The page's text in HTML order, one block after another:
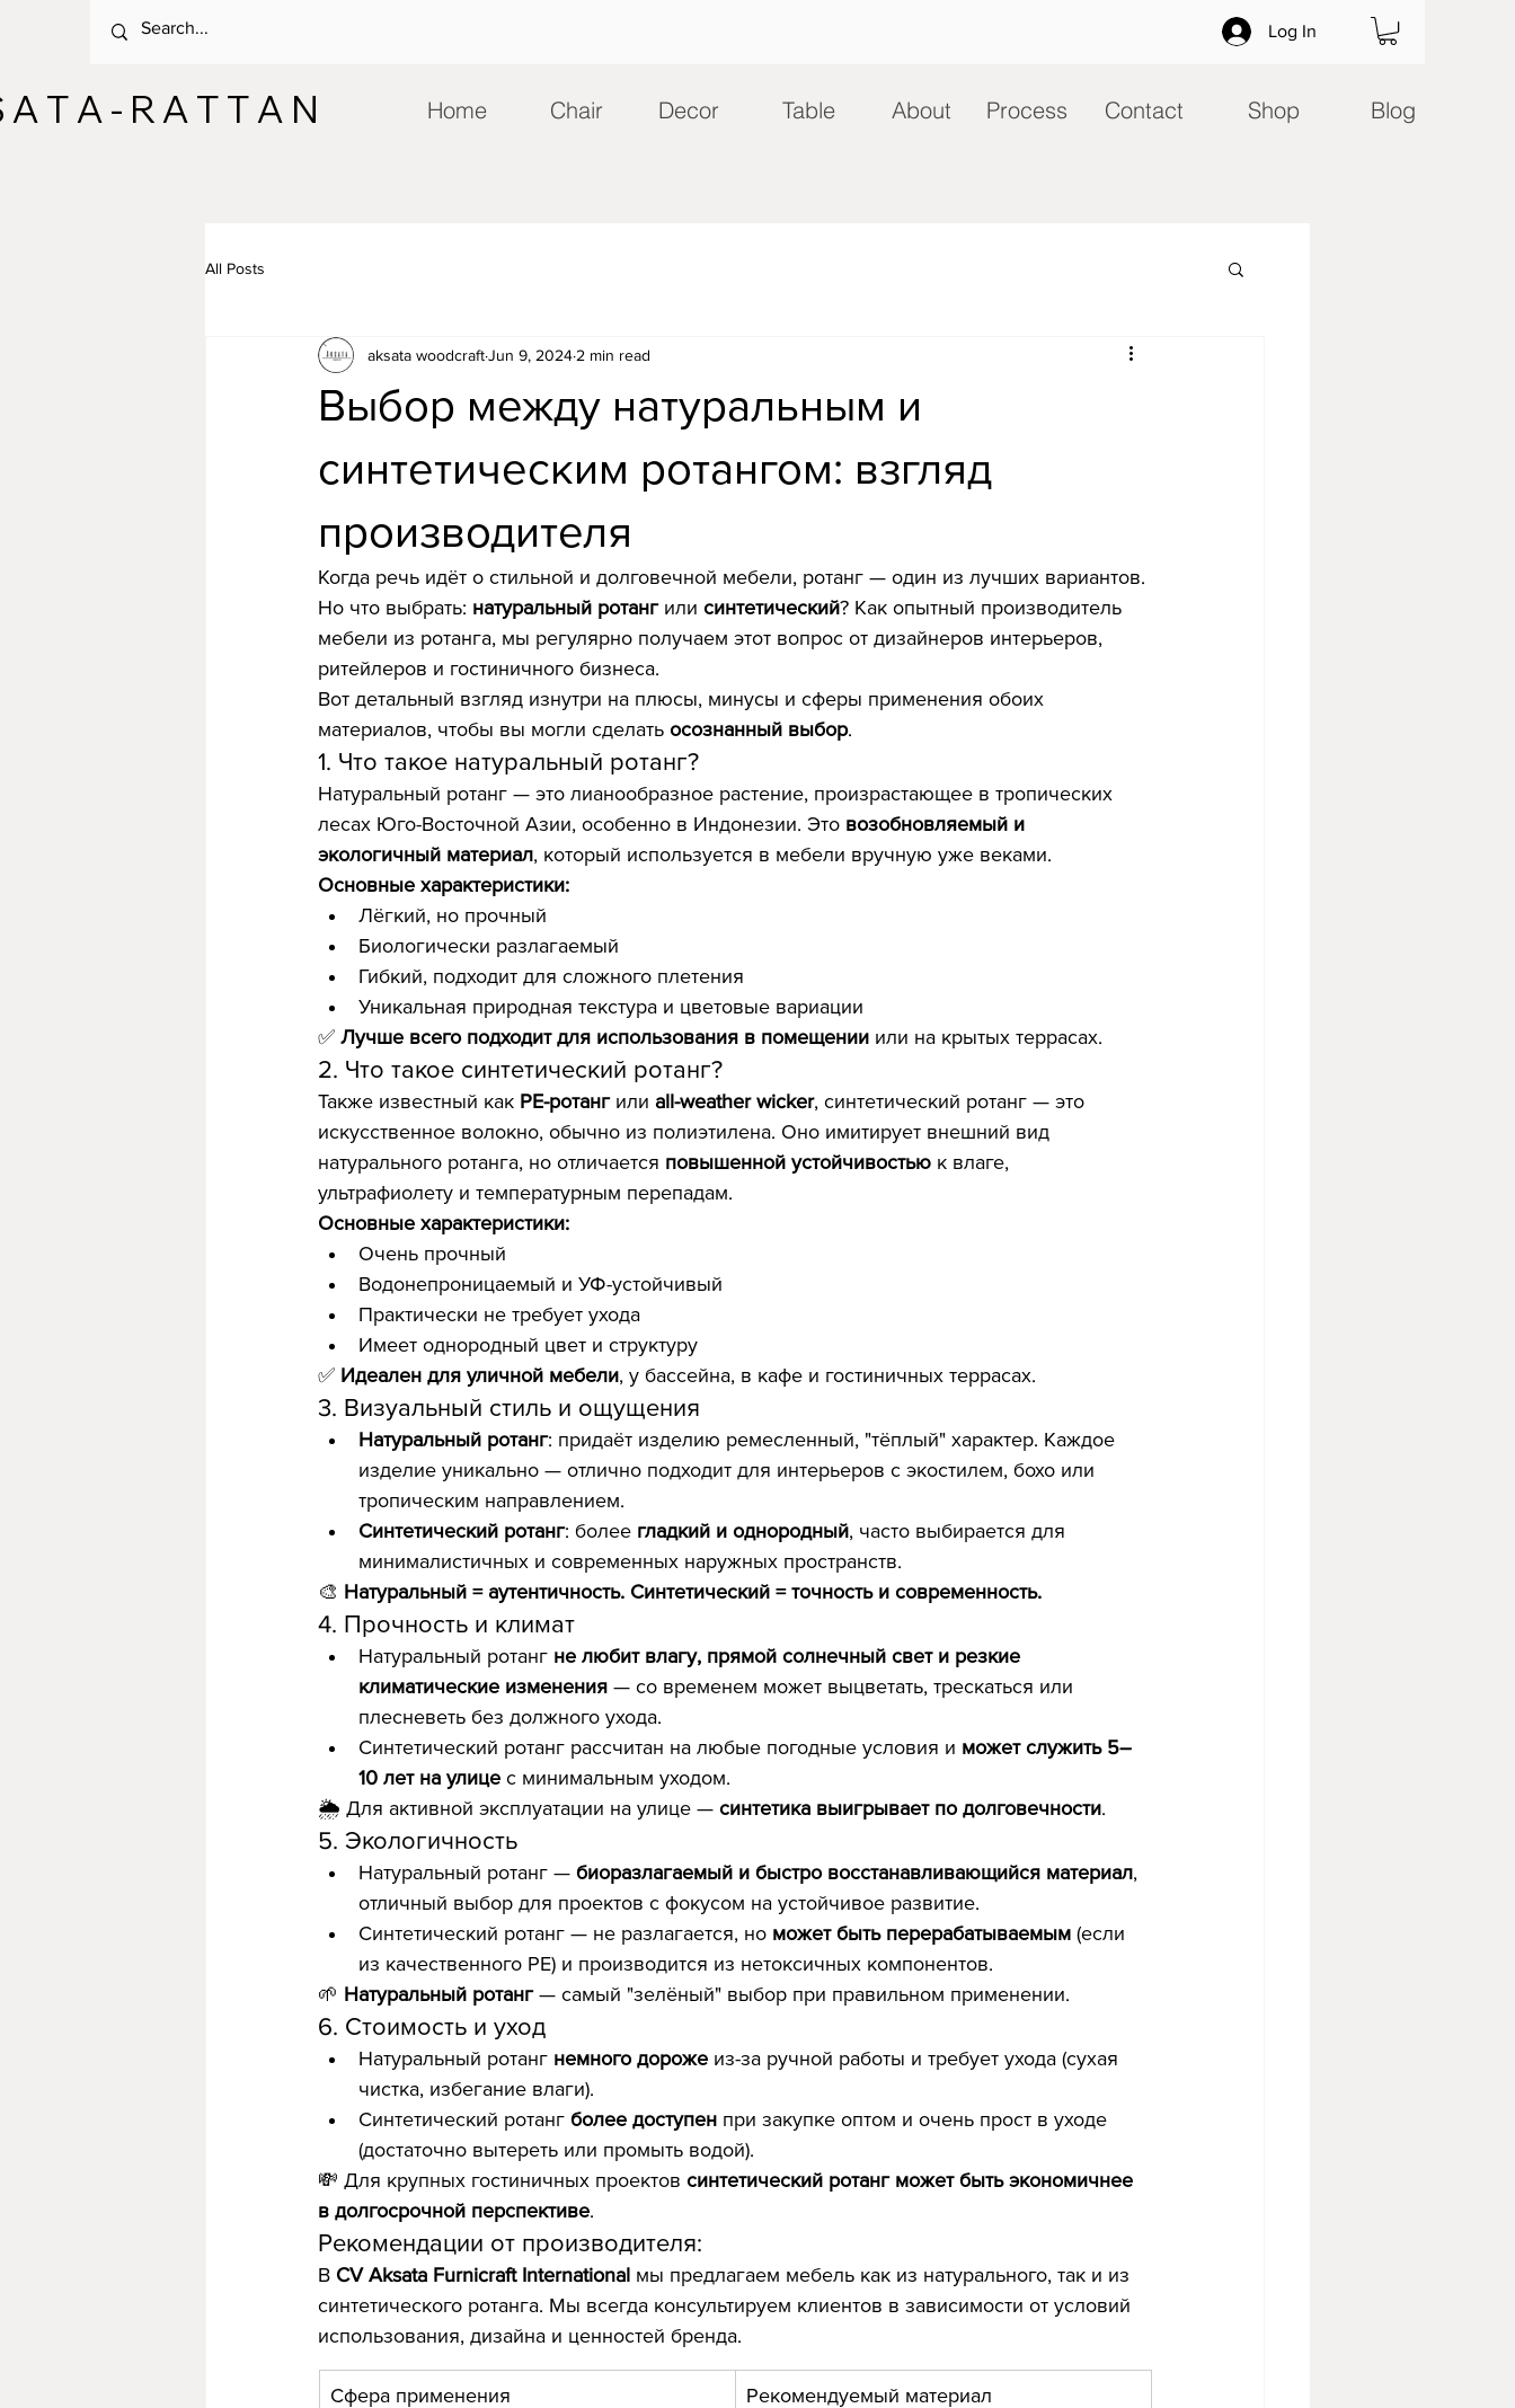
Log In
Home Chair Decor Table About Process Contact Shop Blog
A T A - R A T T A N
All Posts
Выбор между натуральным и
синтетическим ротангом: взгляд
производителя
aksata woodcraftJun 9, 2024 2 min read
Когда речь идёт о стильной и долговечной мебели, ротанг — один из лучших вариантов.
Но что выбрать: натуральный ротанг или синтетический? Как опытный производитель
мебели из ротанга, мы регулярно получаем этот вопрос от дизайнеров интерьеров,
ритейлеров и гостиничного бизнеса.
Вот детальный взгляд изнутри на плюсы, минусы и сферы применения обоих
материалов, чтобы вы могли сделать осознанный выбор.
1. Что такое натуральный ротанг?
Натуральный ротанг — это лианообразное растение, произрастающее в тропических
лесах Юго-Восточной Азии, особенно в Индонезии. Это возобновляемый и
экологичный материал, который используется в мебели вручную уже веками.
Основные характеристики:
Лёгкий, но прочный
Биологически разлагаемый
Гибкий, подходит для сложного плетения
Уникальная природная текстура и цветовые вариации
✅ Лучше всего подходит для использования в помещении или на крытых террасах.
2. Что такое синтетический ротанг?
Также известный как PE-ротанг или all-weather wicker, синтетический ротанг — это
искусственное волокно, обычно из полиэтилена. Оно имитирует внешний вид
натурального ротанга, но отличается повышенной устойчивостью к влаге,
ультрафиолету и температурным перепадам.
Основные характеристики:
Очень прочный
Водонепроницаемый и УФ-устойчивый
Практически не требует ухода
Имеет однородный цвет и структуру
✅ Идеален для уличной мебели, у бассейна, в кафе и гостиничных террасах.
3. Визуальный стиль и ощущения
Натуральный ротанг: придаёт изделию ремесленный, "тёплый" характер. Каждое
изделие уникально — отлично подходит для интерьеров с экостилем, бохо или
тропическим направлением.
Синтетический ротанг: более гладкий и однородный, часто выбирается для
минималистичных и современных наружных пространств.
🎨 Натуральный = аутентичность. Синтетический = точность и современность.
4. Прочность и климат
Натуральный ротанг не любит влагу, прямой солнечный свет и резкие
климатические изменения — со временем может выцветать, трескаться или
плесневеть без должного ухода.
Синтетический ротанг рассчитан на любые погодные условия и может служить 5–
10 лет на улице с минимальным уходом.
🌦️ Для активной эксплуатации на улице — синтетика выигрывает по долговечности.
5. Экологичность
Натуральный ротанг — биоразлагаемый и быстро восстанавливающийся материал,
отличный выбор для проектов с фокусом на устойчивое развитие.
Синтетический ротанг — не разлагается, но может быть перерабатываемым (если
из качественного PE) и производится из нетоксичных компонентов.
🌱 Натуральный ротанг — самый "зелёный" выбор при правильном применении.
6. Стоимость и уход
Натуральный ротанг немного дороже из-за ручной работы и требует ухода (сухая
чистка, избегание влаги).
Синтетический ротанг более доступен при закупке оптом и очень прост в уходе
(достаточно вытереть или промыть водой).
💸 Для крупных гостиничных проектов синтетический ротанг может быть экономичнее
в долгосрочной перспективе.
Рекомендации от производителя:
В CV Aksata Furnicraft International мы предлагаем мебель как из натурального, так и из
синтетического ротанга. Мы всегда консультируем клиентов в зависимости от условий
использования, дизайна и ценностей бренда.
Сфера применения Рекомендуемый материал